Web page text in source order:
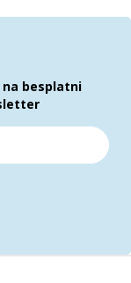
besplatni